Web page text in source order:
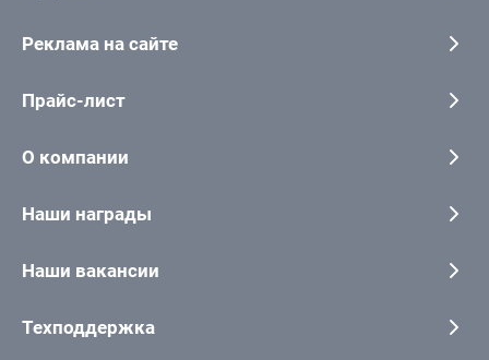
Реклама на сайте
Прайс-лист
О компании
Наши награды
Наши вакансии
Техподдержка